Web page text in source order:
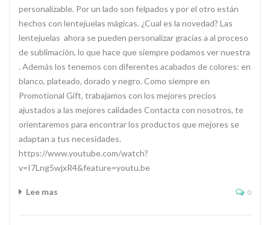
personalizable. Por un lado son felpados y por el otro están
hechos con lentejuelas mágicas. ¿Cual es la novedad? Las
lentejuelas ahora se pueden personalizar gracias a al proceso
de sublimación, lo que hace que siempre podamos ver nuestra
. Además los tenemos con diferentes acabados de colores: en
blanco, plateado, dorado y negro. Como siempre en
Promotional Gift, trabajamos con los mejores precios
ajustados a las mejores calidades Contacta con nosotros, te
orientaremos para encontrar los productos que mejores se
adaptan a tus necesidades.
https://www.youtube.com/watch?
v=I7Lng5wjxR4&feature=youtu.be
Lee mas 0